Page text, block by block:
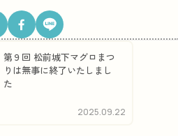
第９回 松前城下マグロまつ
りは無事に終了いたしまし
た
2025.09.22